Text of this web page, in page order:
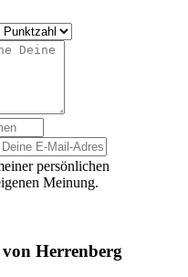
persönlichen
Meinung.
Herrenberg